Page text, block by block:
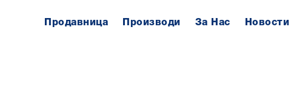
Продавница Производи За Нас Новости